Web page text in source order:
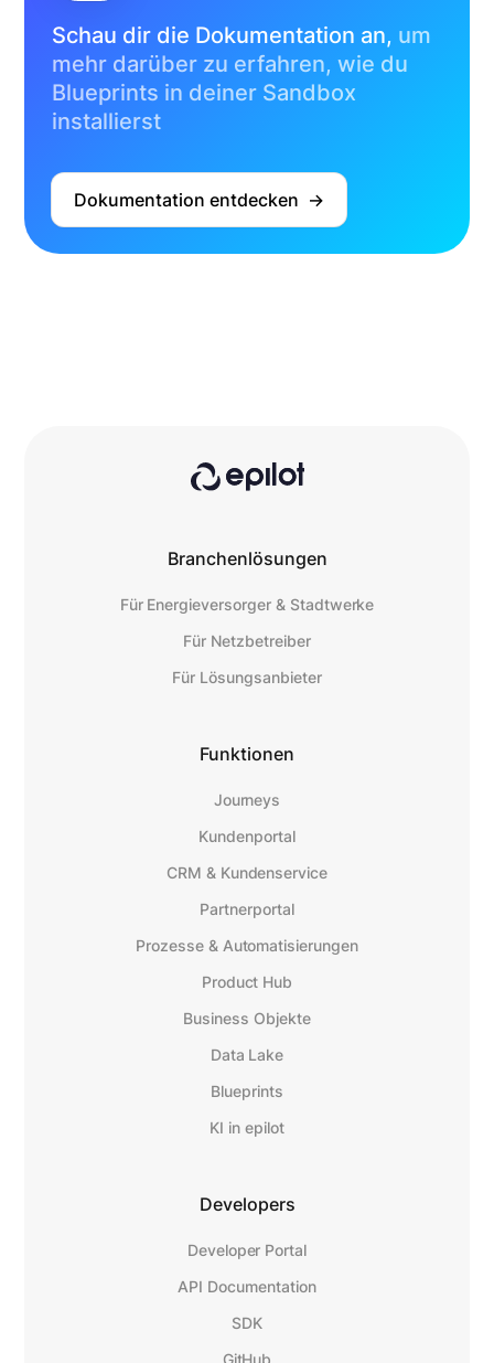
Schau dir die Dokumentation an, um
mehr darüber zu erfahren, wie du
Blueprints in deiner Sandbox
installierst
Dokumentation entdecken  ->
Branchenlösungen
Für Energieversorger & Stadtwerke
Für Netzbetreiber
Für Lösungsanbieter
Funktionen
Journeys
Kundenportal
CRM & Kundenservice
Partnerportal
Prozesse & Automatisierungen
Product Hub
Business Objekte
Data Lake
Blueprints
KI in epilot
Developers
Developer Portal
API Documentation
SDK
GitHub